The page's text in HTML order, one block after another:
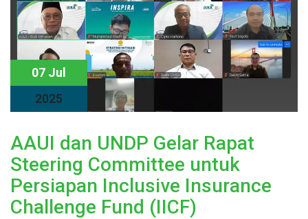
07 Jul
2025
AAUI dan UNDP Gelar Rapat
Steering Committee untuk
Persiapan Inclusive Insurance
Challenge Fund (IICF)